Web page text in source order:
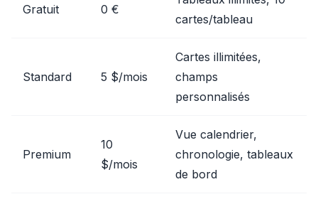
Gratuit 0 €
cartes/tableau
Standard 5 $/mois
Cartes illimitées,
champs
personnalisés
Premium
10
$/mois
Vue calendrier,
chronologie, tableaux
de bord